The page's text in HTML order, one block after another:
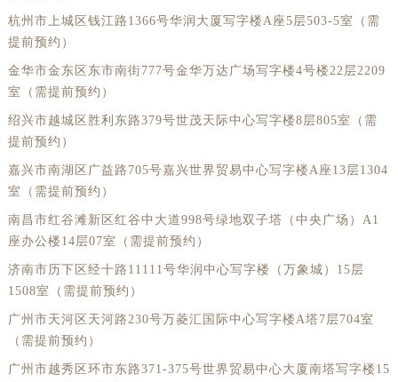
杭州市上城区钱江路1366号华润大厦写字楼A座5层503-5室（需
提前预约）
金华市金东区东市南街777号金华万达广场写字楼4号楼22层2209
室（需提前预约）
绍兴市越城区胜利东路379号世茂天际中心写字楼8层805室（需
提前预约）
嘉兴市南湖区广益路705号嘉兴世界贸易中心写字楼A座13层1304
室（需提前预约）
南昌市红谷滩新区红谷中大道998号绿地双子塔（中央广场）A1
座办公楼14层07室（需提前预约）
济南市历下区经十路11111号华润中心写字楼（万象城）15层
1508室（需提前预约）
广州市天河区天河路230号万菱汇国际中心写字楼A塔7层704室
（需提前预约）
广州市越秀区环市东路371-375号世界贸易中心大厦南塔写字楼15